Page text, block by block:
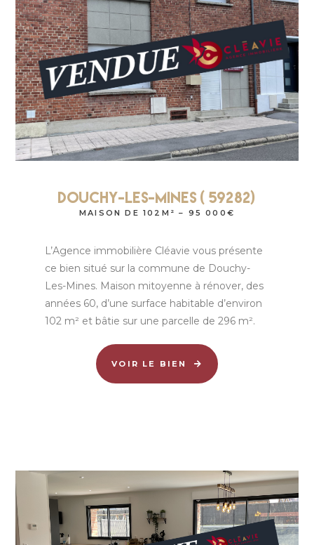
DOUCHY-Les-Mines ( 59282)
MAISON DE 102M² – 95 000€
L’Agence immobilière Cléavie vous présente
ce bien situé sur la commune de Douchy-
Les-Mines. Maison mitoyenne à rénover, des
années 60, d’une surface habitable d’environ
102 m² et bâtie sur une parcelle de 296 m².
VOIR LE BIEN